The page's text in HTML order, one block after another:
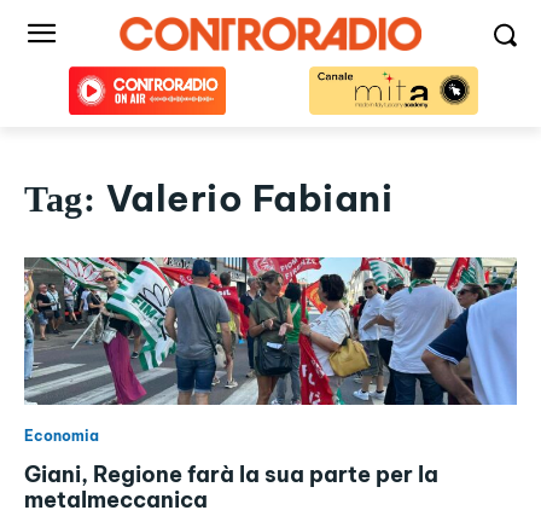
Tag: Valerio Fabiani
Economia
Giani, Regione farà la sua parte per la
metalmeccanica